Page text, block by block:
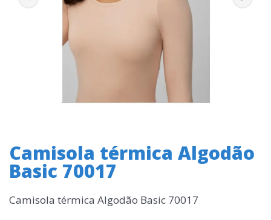
Camisola térmica Algodão
Basic 70017
Camisola térmica Algodão Basic 70017